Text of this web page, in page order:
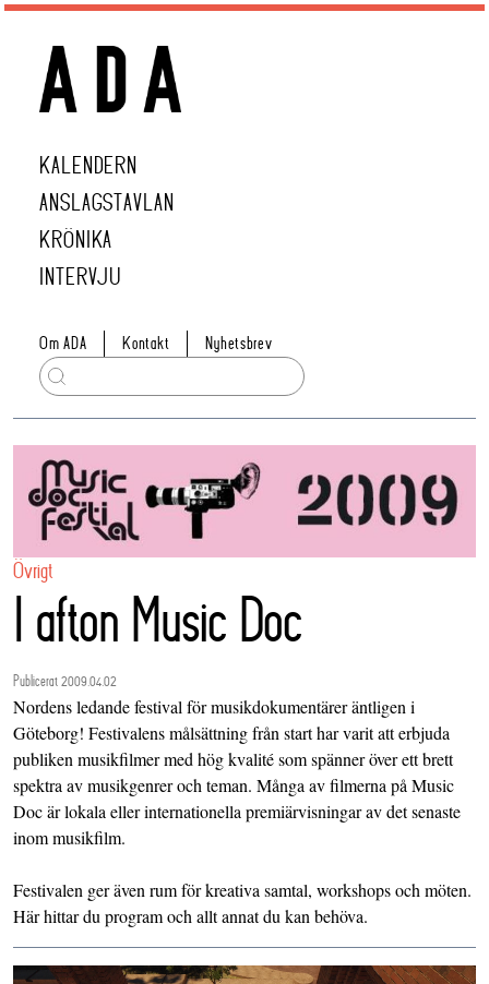
KALENDERN
ANSLAGSTAVLAN
KRÖNIKA
INTERVJU
Om ADA Kontakt Nyhetsbrev
Övrigt
I afton Music Doc
Publicerat 2009.04.02
Nordens ledande festival för musikdokumentärer äntligen i
Göteborg! Festivalens målsättning från start har varit att erbjuda
publiken musikfilmer med hög kvalité som spänner över ett brett
spektra av musikgenrer och teman. Många av filmerna på Music
Doc är lokala eller internationella premiärvisningar av det senaste
inom musikfilm.
Festivalen ger även rum för kreativa samtal, workshops och möten.
Härhittar du program och allt annat du kan behöva.